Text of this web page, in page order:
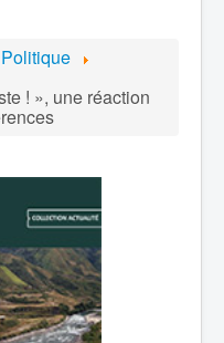
Politique
! », une réaction